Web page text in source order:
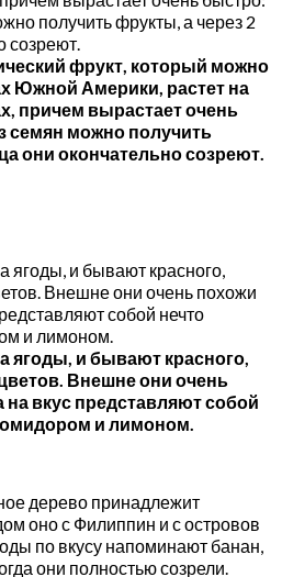
фрукт, который можно
Южной Америки, растет на
причем вырастает очень
семян можно получить
они окончательно созреют.
ягоды, и бывают красного,
Внешне они очень
вкус представляют собой
и лимоном.